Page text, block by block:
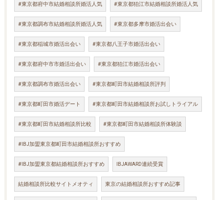
#東京都府中市結婚相談所婚活人気 #東京都狛江市結婚相談所婚活人気
#東京都調布市結婚相談所婚活人気 #東京都多摩市婚活出会い
#東京都稲城市婚活出会い #東京都八王子市婚活出会い
#東京都府中市市婚活出会い #東京都狛江市婚活出会い
#東京都調布市婚活出会い #東京都町田市結婚相談所評判
#東京都町田市婚活デート #東京都町田市結婚相談所お試しトライアル
#東京都町田市結婚相談所比較 #東京都町田市結婚相談所体験談
#IBJ加盟東京都町田市結婚相談所おすすめ
#IBJ加盟東京都結婚相談所おすすめ IBJAWARD連続受賞
結婚相談所比較サイトメオティ 東京の結婚相談所おすすめ記事